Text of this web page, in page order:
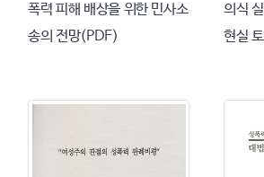
폭력 피해 배상을 위한 민사소
송의 전망(PDF)
의식
현실